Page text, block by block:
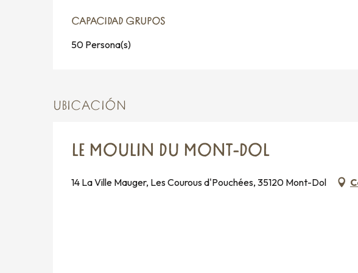
CAPACIDAD GRUPOS
CAPACIDAD GRUPOS
50 Persona(s)
UBICACIÓN
LE MOULIN DU MONT-DOL
14 La Ville Mauger, Les Courous d'Pouchées, 35120 Mont-Dol